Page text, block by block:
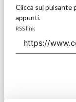
Clicca sul pulsante
appunti.
RSS link